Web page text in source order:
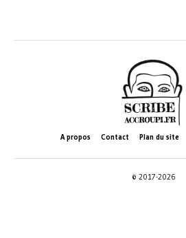
A propos Contact Plan du site
© 2017-2026